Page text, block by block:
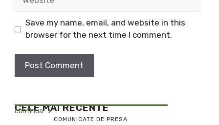
Save my name, email, and website in this
browser for the next time I comment.
CELE MAI RECENTE
continua
COMUNICATE DE PRESA